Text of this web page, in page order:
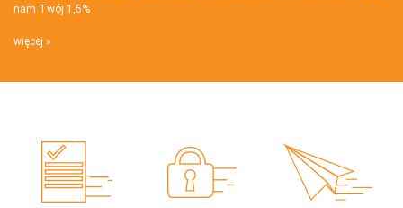
nam Twój 1,5%
więcej